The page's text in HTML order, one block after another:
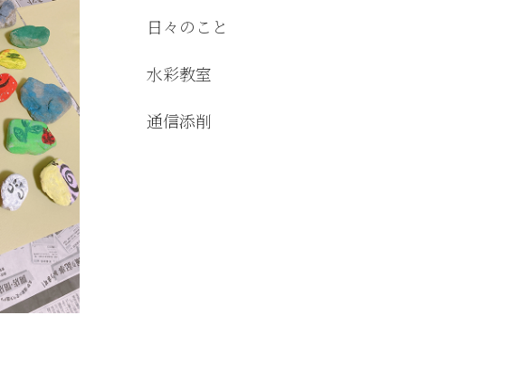
日々のこと
水彩教室
通信添削